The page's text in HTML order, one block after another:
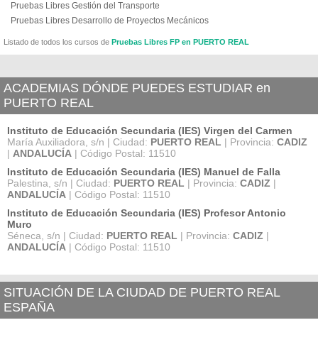
Pruebas Libres Gestión del Transporte
Pruebas Libres Desarrollo de Proyectos Mecánicos
Listado de todos los cursos de Pruebas Libres FP en PUERTO REAL
ACADEMIAS DÓNDE PUEDES ESTUDIAR en
PUERTO REAL
Instituto de Educación Secundaria (IES) Virgen del Carmen
María Auxiliadora, s/n | Ciudad: PUERTO REAL | Provincia: CADIZ
| ANDALUCÍA | Código Postal: 11510
Instituto de Educación Secundaria (IES) Manuel de Falla
Palestina, s/n | Ciudad: PUERTO REAL | Provincia: CADIZ |
ANDALUCÍA | Código Postal: 11510
Instituto de Educación Secundaria (IES) Profesor Antonio
Muro
Séneca, s/n | Ciudad: PUERTO REAL | Provincia: CADIZ |
ANDALUCÍA | Código Postal: 11510
SITUACIÓN DE LA CIUDAD DE PUERTO REAL
ESPAÑA